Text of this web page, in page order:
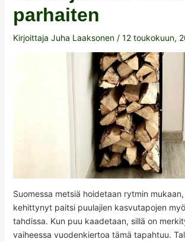
parhaiten
Kirjoittaja Juha Laaksonen / 12 toukokuun,
Suomessa metsiä hoidetaan rytmin
kehittynyt paitsi puulajien kasvutapojen
tahdissa. Kun puu kaadetaan, sillä on
vaiheessa vuodenkiertoa tämä tapahtuu.